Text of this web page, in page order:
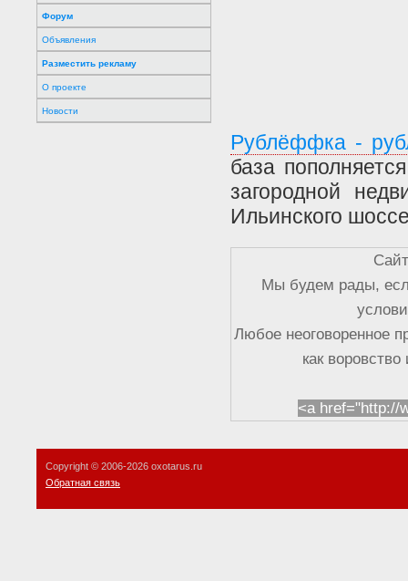
Форум
Объявления
Разместить рекламу
О проекте
Новости
Рублёффка -
база
загородной
Ильинского
Мы будем рады,
Любое неоговоренное
как
<a href="http://
Copyright © 2006-2026 oxotarus.ru
Обратная связь